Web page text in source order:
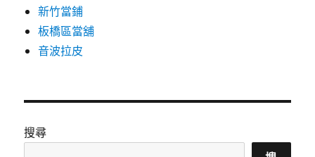
新竹當鋪
板橋區當舖
音波拉皮
搜尋